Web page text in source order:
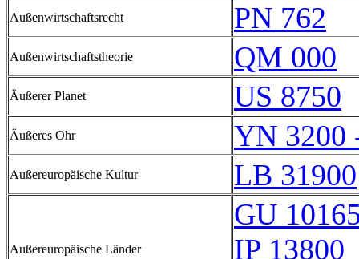
Außenwirtschaftsrecht PN 762
Außenwirtschaftstheorie QM 000
Äußerer Planet US 8750
Äußeres Ohr YN 3200
Außereuropäische Kultur LB 31900
Außereuropäische Länder
GU
IP 13800